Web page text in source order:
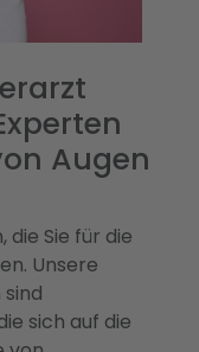
Augen
die Sie für die
Unsere
sich auf die